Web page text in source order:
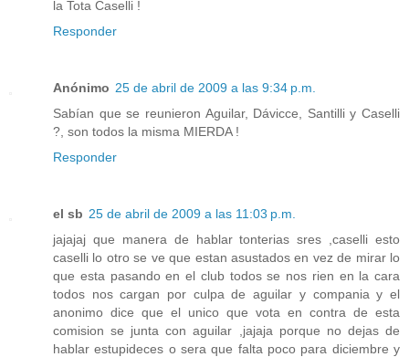
la Tota Caselli !
Responder
Anónimo 25 de abril de 2009 a las 9:34 p.m.
Sabían que se reunieron Aguilar, Dávicce, Santilli y Caselli
?, son todos la misma MIERDA !
Responder
el sb 25 de abril de 2009 a las 11:03 p.m.
jajajaj que manera de hablar tonterias sres ,caselli esto
caselli lo otro se ve que estan asustados en vez de mirar lo
que esta pasando en el club todos se nos rien en la cara
todos nos cargan por culpa de aguilar y compania y el
anonimo dice que el unico que vota en contra de esta
comision se junta con aguilar ,jajaja porque no dejas de
hablar estupideces o sera que falta poco para diciembre y